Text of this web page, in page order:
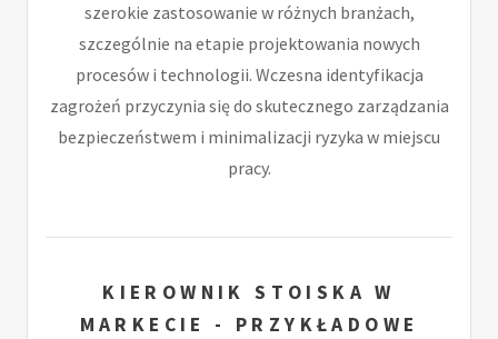
szerokie zastosowanie w różnych branżach,
szczególnie na etapie projektowania nowych
procesów i technologii. Wczesna identyfikacja
zagrożeń przyczynia się do skutecznego zarządzania
bezpieczeństwem i minimalizacji ryzyka w miejscu
pracy.
KIEROWNIK STOISKA W
MARKECIE - PRZYKŁADOWE